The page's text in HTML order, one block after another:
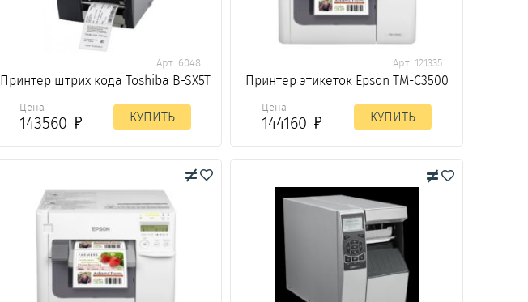
Арт. 6048
Принтер штрих кода Toshiba B-SX5T
Цена
143560 КУПИТЬ
Арт. 121335
Принтер этикеток Epson TM-C3500
Цена
144160 КУПИТЬ